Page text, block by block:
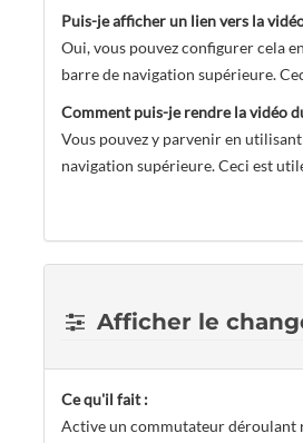
Puis-je afficher un lien vers la
Oui, vous pouvez configurer cela
barre de navigation supérieure.
Comment puis-je rendre la vidéo
Vous pouvez y parvenir en
navigation supérieure. Ceci est
Afficher le
Ce qu'il fait :
Active un commutateur déroulant